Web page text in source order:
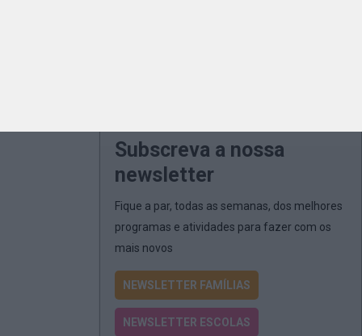
Subscreva a nossa
newsletter
Fique a par, todas as semanas, dos melhores
programas e atividades para fazer com os
mais novos
NEWSLETTER FAMÍLIAS
NEWSLETTER ESCOLAS